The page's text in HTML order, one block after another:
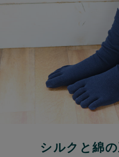
シルクと綿